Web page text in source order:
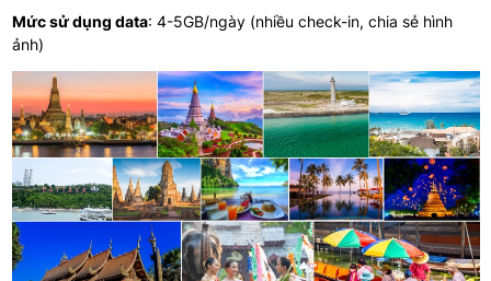
Mức sử dụng data: 4-5GB/ngày (nhiều check-in, chia sẻ hình
ảnh)